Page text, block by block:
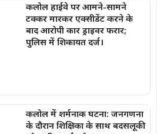
कलोल हाईवे पर आमने-सामने
टक्कर मारकर एक्सीडेंट करने के
बाद आरोपी कार ड्राइवर फरार;
पुलिस में शिकायत दर्ज।
कलोल में शर्मनाक घटना: जनगणना
के दौरान शिक्षिका के साथ बदसलूकी